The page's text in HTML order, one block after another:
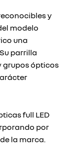
y
modelo
una
parrilla
grupos ópticos
full LED
por
la marca.